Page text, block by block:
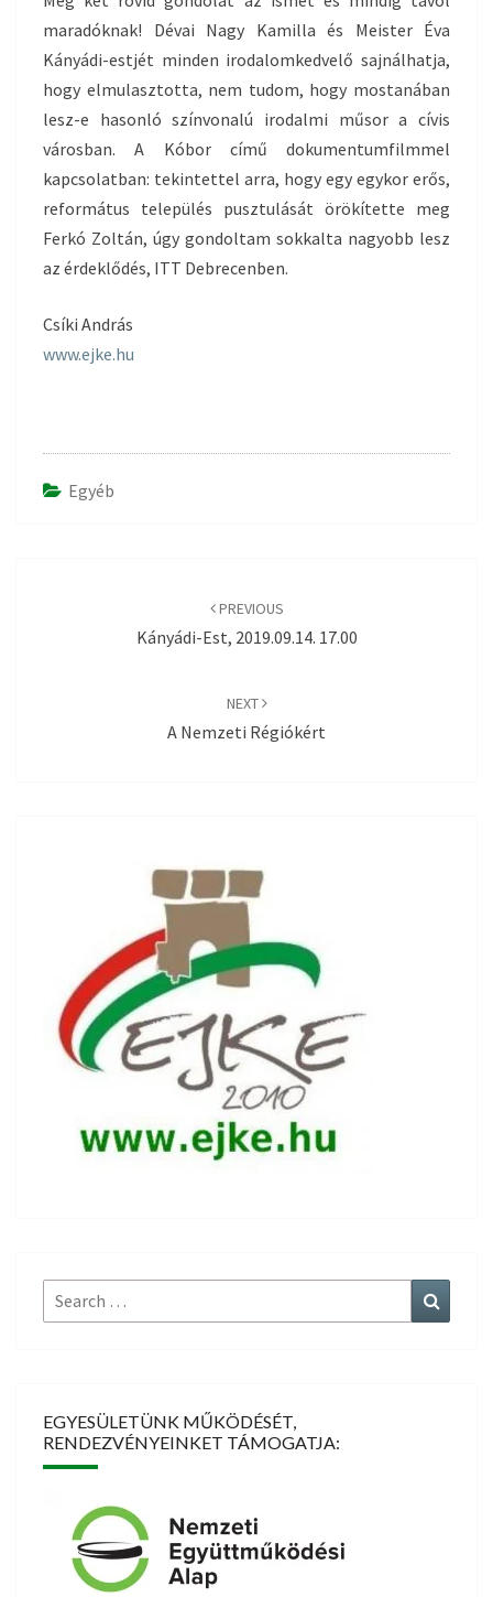
maradóknak! Dévai Nagy Kamilla és Meister Éva
Kányádi-estjét minden irodalomkedvelő sajnálhatja,
hogy elmulasztotta, nem tudom, hogy mostanában
lesz-e hasonló színvonalú irodalmi műsor a cívis
városban. A Kóbor című dokumentumfilmmel
kapcsolatban: tekintettel arra, hogy egy egykor erős,
református település pusztulását örökítette meg
Ferkó Zoltán, úgy gondoltam sokkalta nagyobb lesz
az érdeklődés, ITT Debrecenben.
Csíki András
www.ejke.hu
Egyéb
PREVIOUS
Kányádi-Est, 2019.09.14. 17.00
NEXT
A Nemzeti Régiókért
Search
for:
EGYESÜLETÜNK MŰKÖDÉSÉT,
RENDEZVÉNYEINKET TÁMOGATJA: